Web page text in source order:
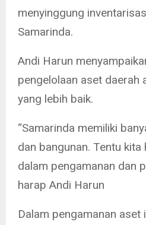
menyinggung
Samarinda.
Andi Harun
pengelolaan aset daerah
yang lebih baik.
“Samarinda memiliki
dan bangunan. Tentu
dalam pengamanan dan
harap Andi Harun
Dalam pengamanan aset